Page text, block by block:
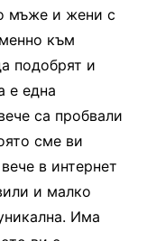
мъже и жени с
към
подобрят и
е една
са пробвали
сме ви
в интернет
и малко
Има